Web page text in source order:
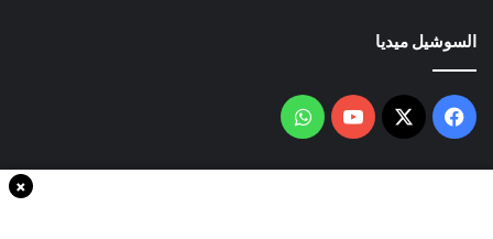
السوشيل ميديا
فيسبوك
‫X
‫YouTubeواتساب
×